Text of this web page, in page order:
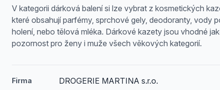
V kategorii dárková balení si lze vybrat z kosmetických
které obsahují parfémy, sprchové gely, deodoranty, vody
holení, nebo tělová mléka. Dárkové kazety jsou vhodné
pozornost pro ženy i muže všech věkových kategorií.
Firma DROGERIE MARTINA s.r.o.